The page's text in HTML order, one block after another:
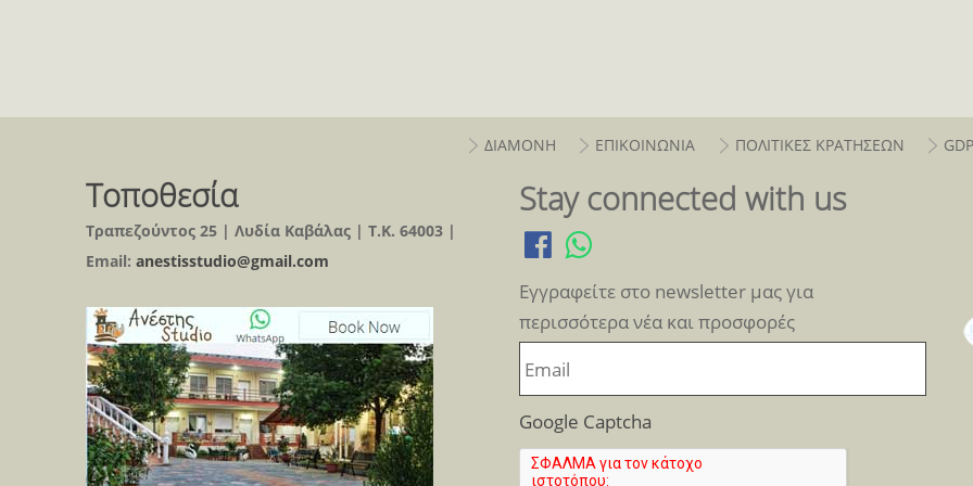
ΔΙΑΜΟΝΗ ΕΠΙΚΟΙΝΩΝΙΑ ΠΟΛΙΤΙΚΕΣ ΚΡΑΤΗΣΕΩΝ
Τοποθεσία
Τραπεζούντος 25 | Λυδία Καβάλας | Τ.Κ. 64003 |
Email:anestisstudio@gmail.com
Stay connected with us
Εγγραφείτε στο newsletter μας για
περισσότερα νέα και προσφορές
Google Captcha